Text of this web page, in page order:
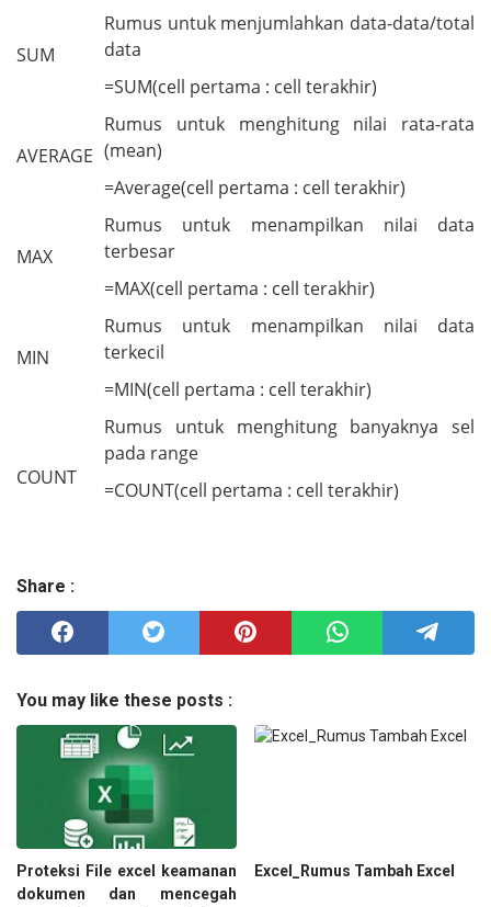
SUM
Rumus untuk menjumlahkan data-data/total
data
=SUM(cell pertama : cell terakhir)
AVERAGE
Rumus untuk menghitung nilai rata-rata
(mean)
=Average(cell pertama : cell terakhir)
MAX
Rumus untuk menampilkan nilai data
terbesar
=MAX(cell pertama : cell terakhir)
MIN
Rumus untuk menampilkan nilai data
terkecil
=MIN(cell pertama : cell terakhir)
COUNT
Rumus untuk menghitung banyaknya sel
pada range
=COUNT(cell pertama : cell terakhir)
Share :
You may like these posts :
Proteksi File excel keamanan
dokumen dan mencegah
Excel_Rumus Tambah Excel